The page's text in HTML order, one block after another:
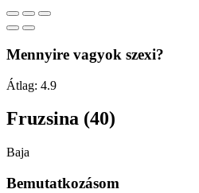
Mennyire vagyok szexi?
Átlag: 4.9
Fruzsina (40)
Baja
Bemutatkozásom